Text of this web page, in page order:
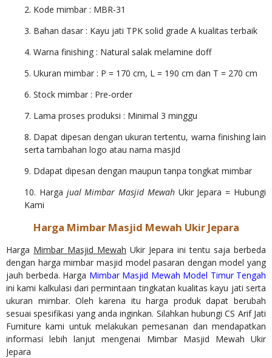
2. Kode mimbar : MBR-31
3. Bahan dasar : Kayu jati TPK solid grade A kualitas terbaik
4. Warna finishing : Natural salak melamine doff
5. Ukuran mimbar : P = 170 cm, L = 190 cm dan T = 270 cm
6. Stock mimbar : Pre-order
7. Lama proses produksi : Minimal 3 minggu
8. Dapat dipesan dengan ukuran tertentu, warna finishing lain
serta tambahan logo atau nama masjid
9. Ddapat dipesan dengan maupun tanpa tongkat mimbar
10. Harga jual Mimbar Masjid MewahUkir Jepara = Hubungi
Kami
Harga Mimbar Masjid Mewah Ukir Jepara
Harga Mimbar Masjid Mewah Ukir Jepara ini tentu saja berbeda
dengan harga mimbar masjid model pasaran dengan model yang
jauh berbeda. Harga Mimbar Masjid Mewah Model Timur Tengah
ini kami kalkulasi dari permintaan tingkatan kualitas kayu jati serta
ukuran mimbar. Oleh karena itu harga produk dapat berubah
sesuai spesifikasi yang anda inginkan. Silahkan hubungi CS Arif Jati
Furniture kami untuk melakukan pemesanan dan mendapatkan
informasi lebih lanjut mengenai Mimbar Masjid Mewah Ukir
Jepara